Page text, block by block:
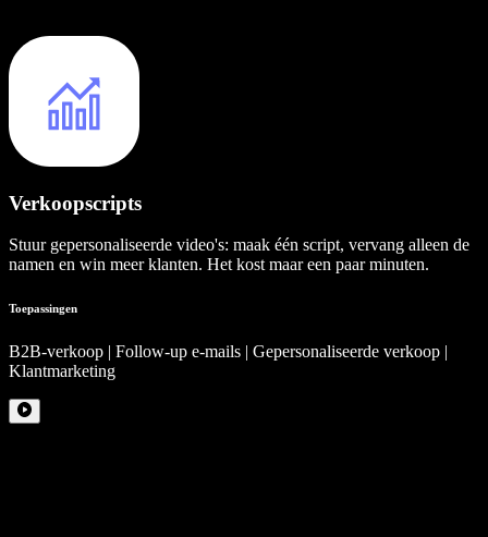
Verkoopscripts
Stuur gepersonaliseerde video's: maak één script, vervang alleen de
namen en win meer klanten. Het kost maar een paar minuten.
Toepassingen
B2B-verkoop | Follow-up e-mails | Gepersonaliseerde verkoop |
Klantmarketing